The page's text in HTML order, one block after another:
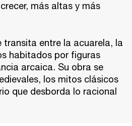
más altas y más
entre la acuarela, la
habitados por figuras
arcaica. Su obra se
los mitos clásicos
que desborda lo racional